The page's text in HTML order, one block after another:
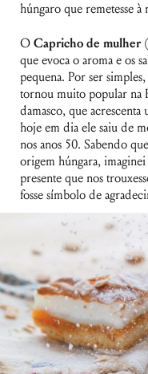
húngaro que remetesse à
OCapricho de mulher
que evoca o aroma e os
pequena. Por ser
tornou muito popular na
damasco, que
hoje em dia ele saiu de
nos anos 50. Sabendo
origem húngara,
presente que nos
fosse símbolo de